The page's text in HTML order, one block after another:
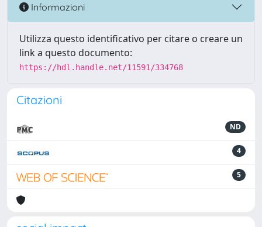
Informazioni
Utilizza questo identificativo per citare o creare un
link a questo documento:
https://hdl.handle.net/11591/334768
Citazioni
ND
4
5